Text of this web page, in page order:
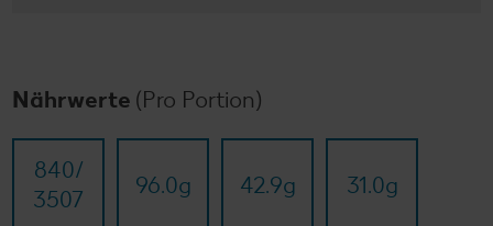
Nährwerte (Pro Portion)
840/​
3507
96.0g 42.9g 31.0g